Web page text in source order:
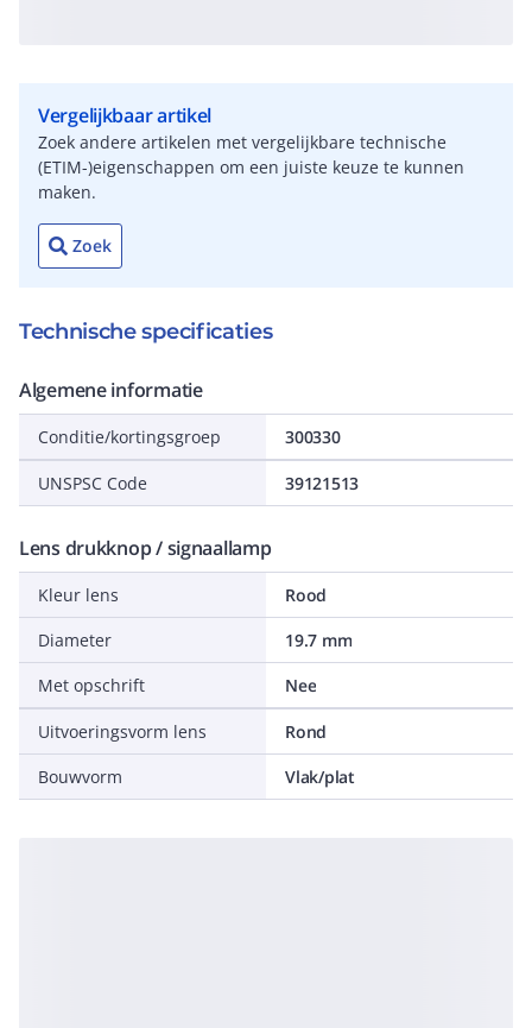
Vergelijkbaar artikel
Zoek andere artikelen met vergelijkbare technische
(ETIM-)eigenschappen om een juiste keuze te kunnen
maken.
Zoek
Technische specificaties
Algemene informatie
Conditie/kortingsgroep 300330
UNSPSC Code 39121513
Lens drukknop / signaallamp
Kleur lens
Rood
Diameter
19.7 mm
Met opschrift
Nee
Uitvoeringsvorm lens
Rond
Bouwvorm
Vlak/plat